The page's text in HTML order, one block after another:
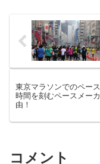
東京マラソンでのペー
時間を刻むペースメー
由！
コメント